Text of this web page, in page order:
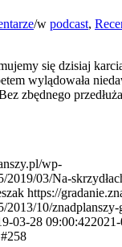
/w podcast,
się dzisiaj
wylądowała
zbędnego
wp-
2019/03/Na-
https://
2013/10/
03-28 09:00:42